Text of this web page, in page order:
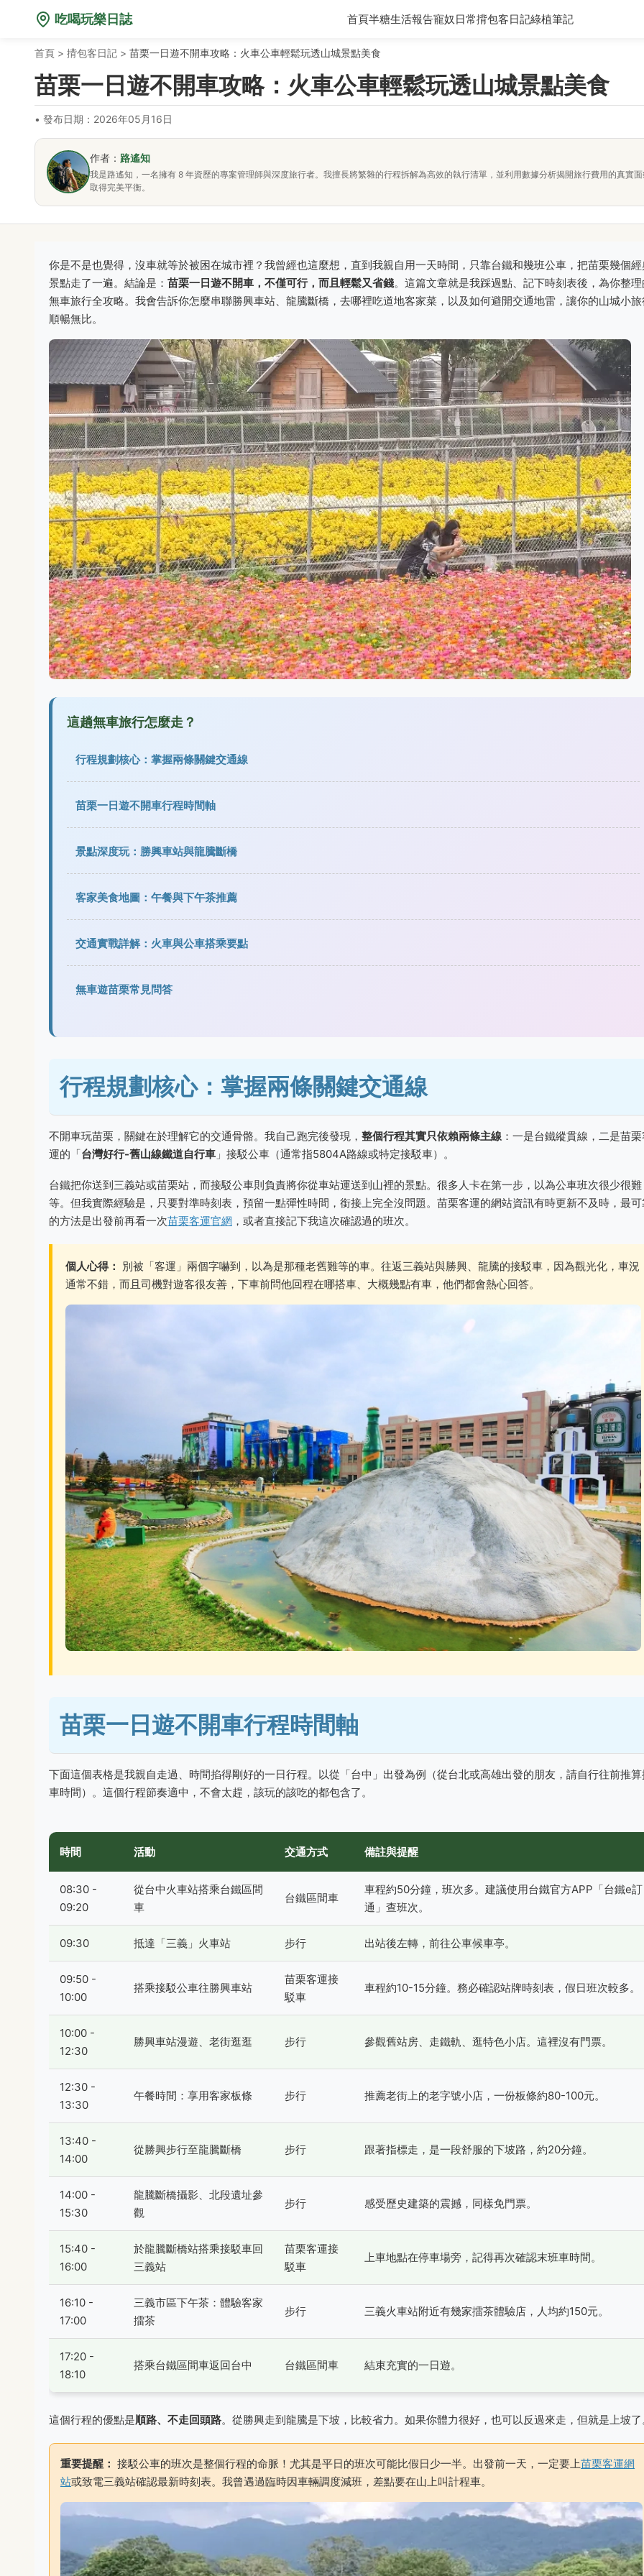
吃喝玩樂日誌 首頁半糖生活報告寵奴日常揹包客日記綠植筆記
首頁 > 揹包客日記 > 苗栗一日遊不開車攻略：火車公車輕鬆玩透山城景點美食
苗栗一日遊不開車攻略：火車公車輕鬆玩透山城景點美食
• 發布日期：2026年05月16日
作者： 路遙知
我是路遙知，一名擁有 8 年資歷的專案管理師與深度旅行者。我擅長將繁雜的行程拆解為高效的執行清單，並利用數據分析揭開旅行費用的真實
取得完美平衡。
你是不是也覺得，沒車就等於被困在城市裡？我曾經也這麼想，直到我親自用一天時間，只靠台鐵和幾班公車，把苗栗幾個
景點走了一遍。結論是： 苗栗一日遊不開車，不僅可行，而且輕鬆又省錢。這篇文章就是我踩過點、記下時刻表後，為你整
無車旅行全攻略。我會告訴你怎麼串聯勝興車站、龍騰斷橋，去哪裡吃道地客家菜，以及如何避開交通地雷，讓你的山城小
順暢無比。
這趟無車旅行怎麼走？
行程規劃核心：掌握兩條關鍵交通線
苗栗一日遊不開車行程時間軸
景點深度玩：勝興車站與龍騰斷橋
客家美食地圖：午餐與下午茶推薦
交通實戰詳解：火車與公車搭乘要點
無車遊苗栗常見問答
行程規劃核心：掌握兩條關鍵交通線
不開車玩苗栗，關鍵在於理解它的交通骨骼。我自己跑完後發現， 整個行程其實只依賴兩條主線 ：一是台鐵縱貫線，二是苗
運的「台灣好行-舊山線鐵道自行車 」接駁公車（通常指5804A路線或特定接駁車）。
台鐵把你送到三義站或苗栗站，而接駁公車則負責將你從車站運送到山裡的景點。很多人卡在第一步，以為公車班次很少很難
等。但我實際經驗是，只要對準時刻表，預留一點彈性時間，銜接上完全沒問題。苗栗客運的網站資訊有時更新不及時，最
的方法是出發前再看一次苗栗客運官網 ，或者直接記下我這次確認過的班次。
個人心得： 別被「客運」兩個字嚇到，以為是那種老舊難等的車。往返三義站與勝興、龍騰的接駁車，因為觀光化，車況
通常不錯，而且司機對遊客很友善，下車前問他回程在哪搭車、大概幾點有車，他們都會熱心回答。
苗栗一日遊不開車行程時間軸
下面這個表格是我親自走過、時間掐得剛好的一日行程。以從「台中」出發為例（從台北或高雄出發的朋友，請自行往前推
車時間）。這個行程節奏適中，不會太趕，該玩的該吃的都包含了。
時間 活動 交通方式 備註與提醒
08:30 -
09:20
從台中火車站搭乘台鐵區間
車
台鐵區間車
車程約50分鐘，班次多。建議使用台鐵官方APP「台鐵e訂
通」查班次。
09:30 抵達「三義」火車站 步行 出站後左轉，前往公車候車亭。
09:50 -
10:00
搭乘接駁公車往勝興車站
苗栗客運接
駁車
車程約10-15分鐘。務必確認站牌時刻表，假日班次較多。
10:00 -
12:30
勝興車站漫遊、老街逛逛 步行 參觀舊站房、走鐵軌、逛特色小店。這裡沒有門票。
12:30 -
13:30
午餐時間：享用客家板條 步行 推薦老街上的老字號小店，一份板條約80-100元。
13:40 -
14:00
從勝興步行至龍騰斷橋 步行 跟著指標走，是一段舒服的下坡路，約20分鐘。
14:00 -
15:30
龍騰斷橋攝影、北段遺址參
觀
步行 感受歷史建築的震撼，同樣免門票。
15:40 -
16:00
於龍騰斷橋站搭乘接駁車回
三義站
苗栗客運接
駁車
上車地點在停車場旁，記得再次確認末班車時間。
16:10 -
17:00
三義市區下午茶：體驗客家
擂茶
步行 三義火車站附近有幾家擂茶體驗店，人均約150元。
17:20 -
18:10
搭乘台鐵區間車返回台中 台鐵區間車 結束充實的一日遊。
這個行程的優點是順路、不走回頭路。從勝興走到龍騰是下坡，比較省力。如果你體力很好，也可以反過來走，但就是上坡
重要提醒： 接駁公車的班次是整個行程的命脈！尤其是平日的班次可能比假日少一半。出發前一天，一定要上苗栗客運網
站或致電三義站確認最新時刻表。我曾遇過臨時因車輛調度減班，差點要在山上叫計程車。